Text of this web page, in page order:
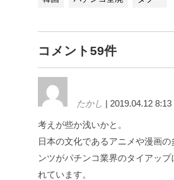
コメント59件
たかし | 2019.04.12 8:13
考えが些か浅いかと。
日本の文化であるアニメや漫画の
ンツがパチンコ業界のタイアップ
れています。